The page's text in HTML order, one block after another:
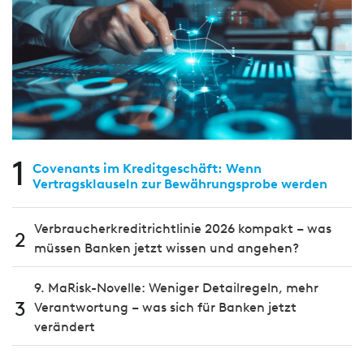
1
Covenants im Kreditgeschäft: Wenn
Vertragsklauseln zur Bewährungsprobe werden
2 Verbraucherkreditrichtlinie 2026 kompakt – was
müssen Banken jetzt wissen und angehen?
3
9. MaRisk-Novelle: Weniger Detailregeln, mehr
Verantwortung – was sich für Banken jetzt
verändert